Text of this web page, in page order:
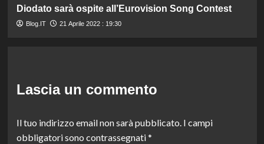
Diodato sarà ospite all’Eurovision Song Contest
Blog.IT 21 Aprile 2022 : 19:30
Lascia un commento
Il tuo indirizzo email non sarà pubblicato. I campi
obbligatori sono contrassegnati*